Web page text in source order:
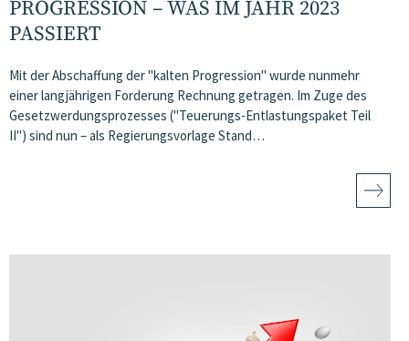
PROGRESSION – WAS IM JAHR 2023
PASSIERT
Mit der Abschaffung der "kalten Progression" wurde nunmehr
einer langjährigen Forderung Rechnung getragen. Im Zuge des
Gesetzwerdungsprozesses ("Teuerungs-Entlastungspaket Teil
II") sind nun – als Regierungsvorlage Stand…